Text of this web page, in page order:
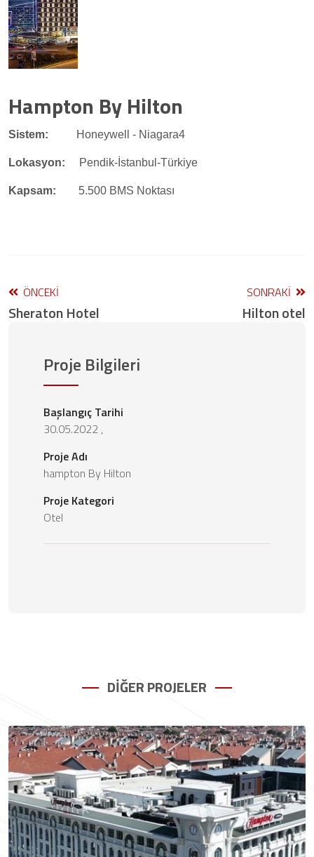
Hampton By Hilton
Sistem: Honeywell - Niagara4
Lokasyon: Pendik-İstanbul-Türkiye
Kapsam: 5.500 BMS Noktası
ÖNCEKI
Sheraton Hotel
SONRAKI
Hilton otel
Proje Bilgileri
Başlangıç Tarihi
30.05.2022 ,
Proje Adı
hampton By Hilton
Proje Kategori
Otel
DİĞER PROJELER